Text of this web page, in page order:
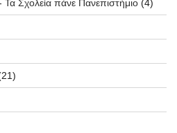
Τα Σχολεία πάνε Πανεπιστήμιο (4)